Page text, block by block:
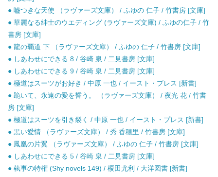
● 嘘つきな天使 （ラヴァーズ文庫） / ふゆの 仁子 / 竹書房 [文庫]
● 華麗なる紳士のウエディング (ラヴァーズ文庫) / ふゆの仁子 / 竹
書房 [文庫]
● 龍の覇道 下 （ラヴァーズ文庫） / ふゆの 仁子 / 竹書房 [文庫]
● しあわせにできる 8 / 谷崎 泉 / 二見書房 [文庫]
● しあわせにできる 9 / 谷崎 泉 / 二見書房 [文庫]
● 極道はスーツがお好き / 中原 一也 / イースト・プレス [新書]
● 跪いて、永遠の愛を誓う。 （ラヴァーズ文庫） / 夜光 花 / 竹書
房 [文庫]
● 極道はスーツを引き裂く / 中原 一也 / イースト・プレス [新書]
● 黒い愛情 （ラヴァーズ文庫） / 秀 香穂里 / 竹書房 [文庫]
● 鳳凰の片翼 （ラヴァーズ文庫） / ふゆの 仁子 / 竹書房 [文庫]
● しあわせにできる 5 / 谷崎 泉 / 二見書房 [文庫]
● 執事の特権 (Shy novels 149) / 榎田尤利 / 大洋図書 [新書]